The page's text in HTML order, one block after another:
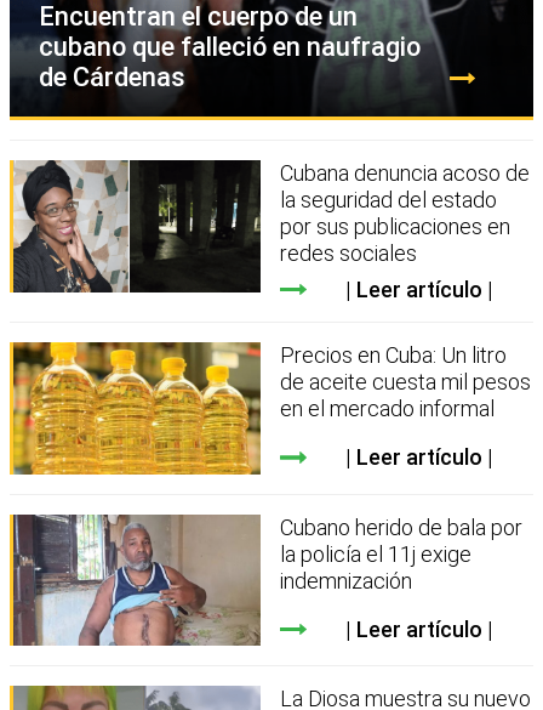
Encuentran el cuerpo de un
cubano que falleció en naufragio
de Cárdenas
Cubana denuncia acoso de
la seguridad del estado
por sus publicaciones en
redes sociales
Leer artículo
Precios en Cuba: Un litro
de aceite cuesta mil pesos
en el mercado informal
Leer artículo
Cubano herido de bala por
la policía el 11j exige
indemnización
Leer artículo
La Diosa muestra su nuevo